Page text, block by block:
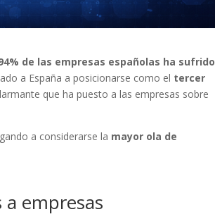
de las empresas españolas ha sufrido
a España a posicionarse como el tercer
que ha puesto a las empresas sobre
a considerarse la mayor ola de
empresas